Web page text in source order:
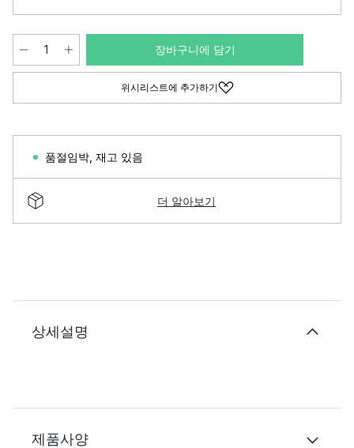
장바구니에 담기
위시리스트에 추가하기
품절임박 재고 있음
더 알아보기
상세설명
제품사양